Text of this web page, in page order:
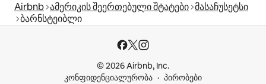
Airbnb ამერიკის შეერთებული შტატები მასაჩუსეტსი
ბარნსტეიბლი
© 2026 Airbnb, Inc.
კონფიდენციალურობა
პირობები